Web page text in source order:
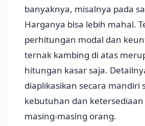
banyaknya, misalnya pada
Harganya bisa lebih mahal.
perhitungan modal dan
ternak kambing di atas
hitungan kasar saja.
diaplikasikan secara mandiri
kebutuhan dan
masing-masing orang.